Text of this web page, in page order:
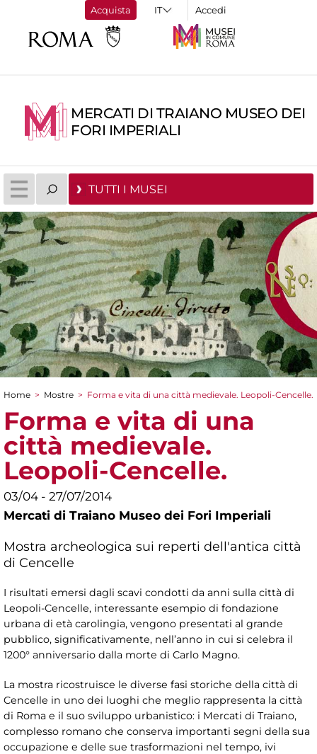
Acquista Accedi
MERCATI DI TRAIANO MUSEO DEI
FORI IMPERIALI
TUTTI I MUSEI
Tu sei qui
Home > Mostre > Forma e vita di una città medievale. Leopoli-Cencelle.
Forma e vita di una
città medievale.
Leopoli-Cencelle.
03/04 - 27/07/2014
Mercati di Traiano Museo dei Fori Imperiali
Mostra archeologica sui reperti dell'antica città
di Cencelle
I risultati emersi dagli scavi condotti da anni sulla città di
Leopoli-Cencelle, interessante esempio di fondazione
urbana di età carolingia, vengono presentati al grande
pubblico, significativamente, nell’anno in cui si celebra il
1200° anniversario dalla morte di Carlo Magno.
La mostra ricostruisce le diverse fasi storiche della città di
Cencelle in uno dei luoghi che meglio rappresenta la città
di Roma e il suo sviluppo urbanistico: i Mercati di Traiano,
complesso romano che conserva importanti segni della sua
occupazione e delle sue trasformazioni nel tempo, ivi